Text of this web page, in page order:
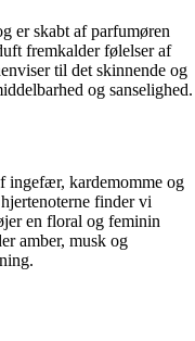
er skabt af parfumøren
fremkalder følelser af
til det skinnende og
og sanselighed.
ingefær, kardemomme og
finder vi
en floral og feminin
amber, musk og